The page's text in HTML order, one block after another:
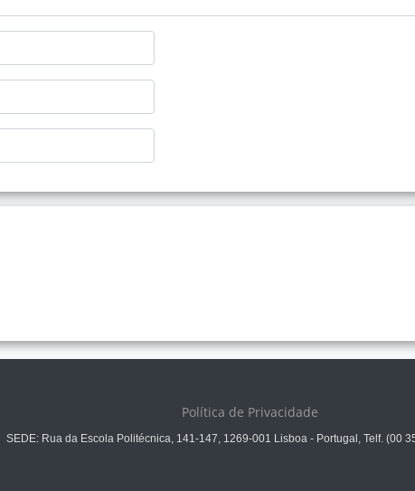
Política de Privacidade
SEDE: Rua da Escola Politécnica, 141-147, 1269-001 Lisboa - Portugal, Telf. (00